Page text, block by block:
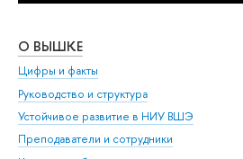
О ВЫШКЕ
Цифры и факты
Руководство и структура
Устойчивое развитие в НИУ ВШЭ
Преподаватели и сотрудники